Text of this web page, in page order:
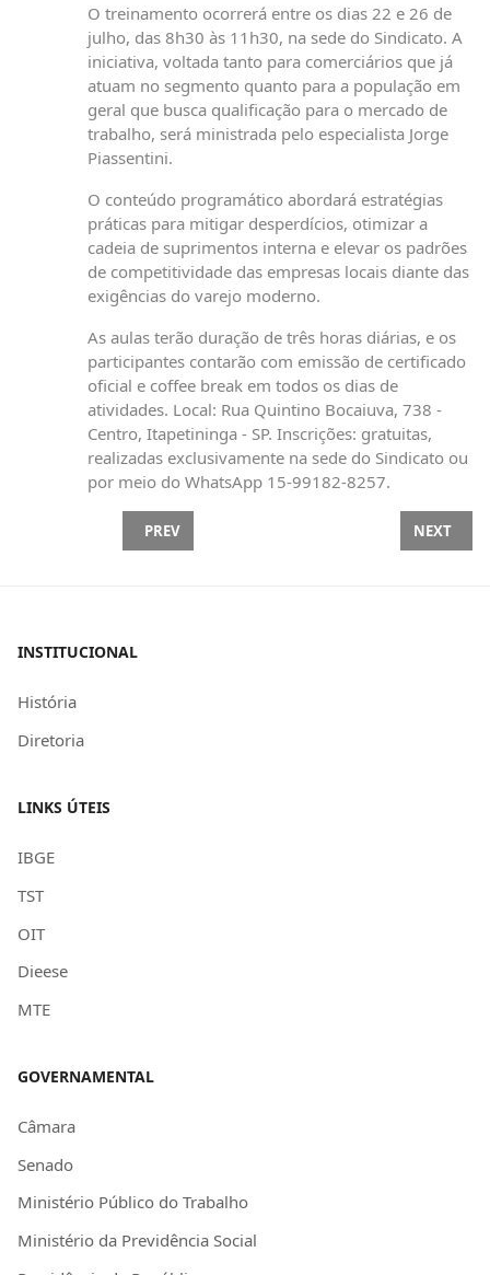
O treinamento ocorrerá entre os dias 22 e 26 de
julho, das 8h30 às 11h30, na sede do Sindicato. A
iniciativa, voltada tanto para comerciários que já
atuam no segmento quanto para a população em
geral que busca qualificação para o mercado de
trabalho, será ministrada pelo especialista Jorge
Piassentini.
O conteúdo programático abordará estratégias
práticas para mitigar desperdícios, otimizar a
cadeia de suprimentos interna e elevar os padrões
de competitividade das empresas locais diante das
exigências do varejo moderno.
As aulas terão duração de três horas diárias, e os
participantes contarão com emissão de certificado
oficial e coffee break em todos os dias de
atividades. Local: Rua Quintino Bocaiuva, 738 -
Centro, Itapetininga - SP. Inscrições: gratuitas,
realizadas exclusivamente na sede do Sindicato ou
por meio do WhatsApp 15-99182-8257.
PREVIOUS ARTICLE: SINCOMERCIÁRIOS DE
PREV NEXT
NEXT
INSTITUCIONAL
História
Diretoria
LINKS ÚTEIS
IBGE
TST
OIT
Dieese
MTE
GOVERNAMENTAL
Câmara
Senado
Ministério Público do Trabalho
Ministério da Previdência Social